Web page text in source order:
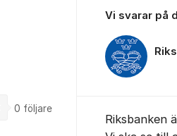
0 följare
Vi svarar på
Riksbanken